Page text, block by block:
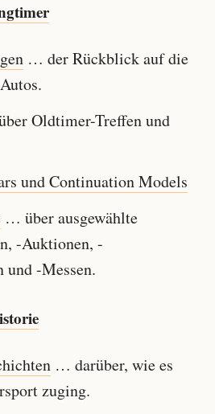
… der Rückblick auf die
Oldtimer-Treffen und
und Continuation Models
… über ausgewählte
-Auktionen, -
und -Messen.
… darüber, wie es
zuging.